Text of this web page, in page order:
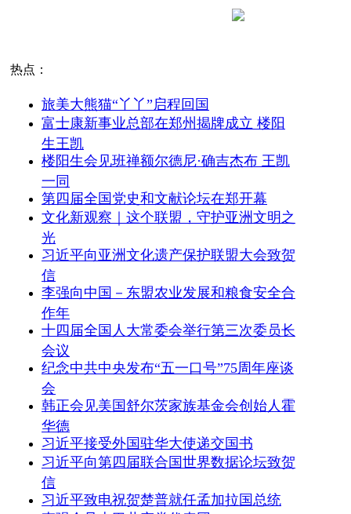
热点：
旅美大熊猫“丫丫”启程回国
富士康新事业总部在郑州揭牌成立 楼阳
生王凯
楼阳生会见班禅额尔德尼·确吉杰布 王凯
一同
第四届全国党史和文献论坛在郑开幕
文化新观察｜这个联盟，守护亚洲文明之
光
习近平向亚洲文化遗产保护联盟大会致贺
信
李强向中国－东盟农业发展和粮食安全合
作年
十四届全国人大常委会举行第三次委员长
会议
纪念中共中央发布“五一口号”75周年座谈
会
韩正会见美国舒尔茨家族基金会创始人霍
华德
习近平接受外国驻华大使递交国书
习近平向第四届联合国世界数据论坛致贺
信
习近平致电祝贺楚普就任孟加拉国总统